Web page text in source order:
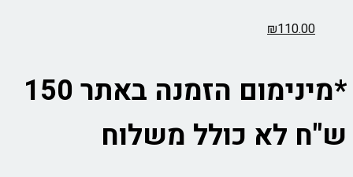
₪110.00
*מינימום הזמנה באתר 150
ש"ח לא כולל משלוח